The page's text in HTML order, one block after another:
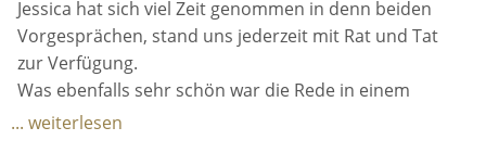
Deine Traurede hatte alles, was wir uns gewünscht
haben.
Viel Emotion, lustige Momente und immer wieder ein
Blick für das Detail.
Jessica hat sich viel Zeit genommen in denn beiden
Vorgesprächen, stand uns jederzeit mit Rat und Tat
zur Verfügung.
Was ebenfalls sehr schön war die Rede in einem
schön ei gebunden Buch .
... weiterlesen